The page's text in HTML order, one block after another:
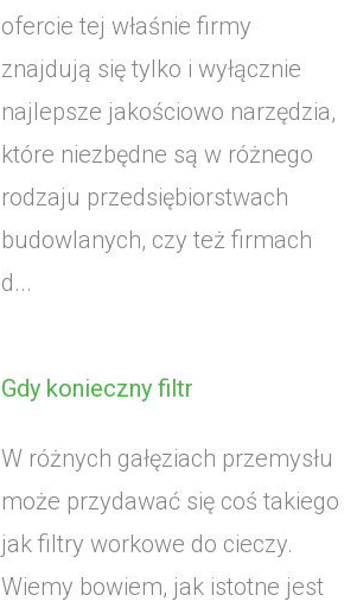
ofercie tej właśnie firmy
znajdują się tylko i wyłącznie
najlepsze jakościowo narzędzia,
które niezbędne są w różnego
rodzaju przedsiębiorstwach
budowlanych, czy też firmach
d...
Gdy konieczny filtr
W różnych gałęziach przemysłu
może przydawać się coś takiego
jak filtry workowe do cieczy.
Wiemy bowiem, jak istotne jest